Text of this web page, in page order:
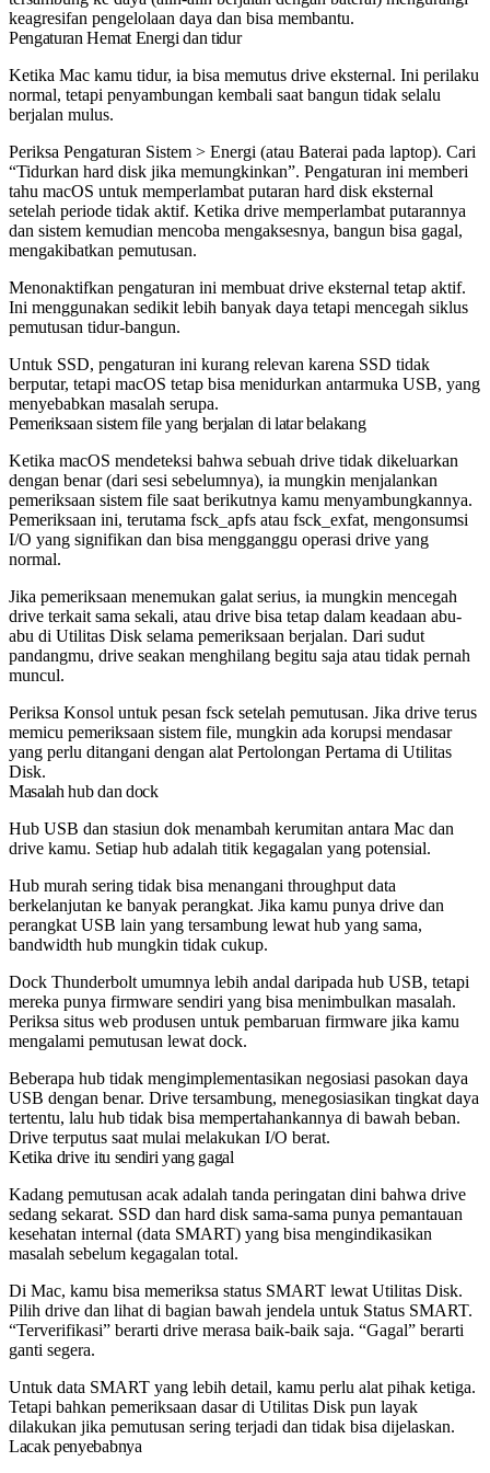
keagresifan pengelolaan daya dan bisa membantu.
Pengaturan Hemat Energi dan tidur
Ketika Mac kamu tidur, ia bisa memutus drive eksternal. Ini perilaku
normal, tetapi penyambungan kembali saat bangun tidak selalu
berjalan mulus.
Periksa Pengaturan Sistem > Energi (atau Baterai pada laptop). Cari
“Tidurkan hard disk jika memungkinkan”. Pengaturan ini memberi
tahu macOS untuk memperlambat putaran hard disk eksternal
setelah periode tidak aktif. Ketika drive memperlambat putarannya
dan sistem kemudian mencoba mengaksesnya, bangun bisa gagal,
mengakibatkan pemutusan.
Menonaktifkan pengaturan ini membuat drive eksternal tetap aktif.
Ini menggunakan sedikit lebih banyak daya tetapi mencegah siklus
pemutusan tidur-bangun.
Untuk SSD, pengaturan ini kurang relevan karena SSD tidak
berputar, tetapi macOS tetap bisa menidurkan antarmuka USB, yang
menyebabkan masalah serupa.
Pemeriksaan sistem file yang berjalan di latar belakang
Ketika macOS mendeteksi bahwa sebuah drive tidak dikeluarkan
dengan benar (dari sesi sebelumnya), ia mungkin menjalankan
pemeriksaan sistem file saat berikutnya kamu menyambungkannya.
Pemeriksaan ini, terutama fsck_apfs atau fsck_exfat, mengonsumsi
I/O yang signifikan dan bisa mengganggu operasi drive yang
normal.
Jika pemeriksaan menemukan galat serius, ia mungkin mencegah
drive terkait sama sekali, atau drive bisa tetap dalam keadaan abu-
abu di Utilitas Disk selama pemeriksaan berjalan. Dari sudut
pandangmu, drive seakan menghilang begitu saja atau tidak pernah
muncul.
Periksa Konsol untuk pesan fsck setelah pemutusan. Jika drive terus
memicu pemeriksaan sistem file, mungkin ada korupsi mendasar
yang perlu ditangani dengan alat Pertolongan Pertama di Utilitas
Disk.
Masalah hub dan dock
Hub USB dan stasiun dok menambah kerumitan antara Mac dan
drive kamu. Setiap hub adalah titik kegagalan yang potensial.
Hub murah sering tidak bisa menangani throughput data
berkelanjutan ke banyak perangkat. Jika kamu punya drive dan
perangkat USB lain yang tersambung lewat hub yang sama,
bandwidth hub mungkin tidak cukup.
Dock Thunderbolt umumnya lebih andal daripada hub USB, tetapi
mereka punya firmware sendiri yang bisa menimbulkan masalah.
Periksa situs web produsen untuk pembaruan firmware jika kamu
mengalami pemutusan lewat dock.
Beberapa hub tidak mengimplementasikan negosiasi pasokan daya
USB dengan benar. Drive tersambung, menegosiasikan tingkat daya
tertentu, lalu hub tidak bisa mempertahankannya di bawah beban.
Drive terputus saat mulai melakukan I/O berat.
Ketika drive itu sendiri yang gagal
Kadang pemutusan acak adalah tanda peringatan dini bahwa drive
sedang sekarat. SSD dan hard disk sama-sama punya pemantauan
kesehatan internal (data SMART) yang bisa mengindikasikan
masalah sebelum kegagalan total.
Di Mac, kamu bisa memeriksa status SMART lewat Utilitas Disk.
Pilih drive dan lihat di bagian bawah jendela untuk Status SMART.
“Terverifikasi” berarti drive merasa baik-baik saja. “Gagal” berarti
ganti segera.
Untuk data SMART yang lebih detail, kamu perlu alat pihak ketiga.
Tetapi bahkan pemeriksaan dasar di Utilitas Disk pun layak
dilakukan jika pemutusan sering terjadi dan tidak bisa dijelaskan.
Lacak penyebabnya